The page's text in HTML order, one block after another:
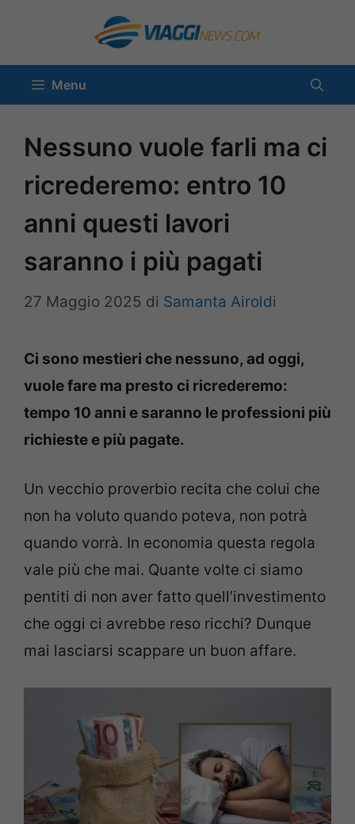
contenuto
Menu
Nessuno vuole farli ma ci
ricrederemo: entro 10
anni questi lavori
saranno i più pagati
27 Maggio 2025 di Samanta Airoldi
Ci sono mestieri che nessuno, ad oggi,
vuole fare ma presto ci ricrederemo:
tempo 10 anni e saranno le professioni più
richieste e più pagate.
Un vecchio proverbio recita che colui che
non ha voluto quando poteva, non potrà
quando vorrà. In economia questa regola
vale più che mai. Quante volte ci siamo
pentiti di non aver fatto quell’investimento
che oggi ci avrebbe reso ricchi? Dunque
mai lasciarsi scappare un buon affare.